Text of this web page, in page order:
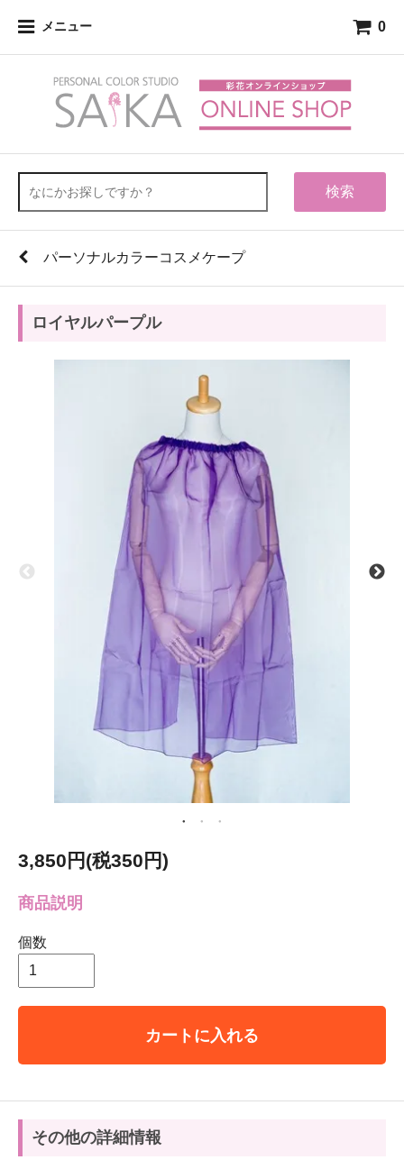
メニュー 0
検索
パーソナルカラーコスメケープ
ロイヤルパープル
3,850円(税350円)
商品説明
個数
カートに入れる
その他の詳細情報